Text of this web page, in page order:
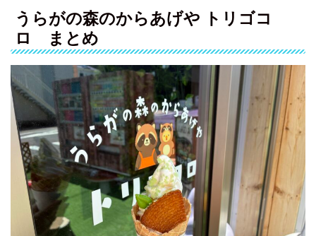
うらがの森のからあげや トリゴコ
ロ まとめ